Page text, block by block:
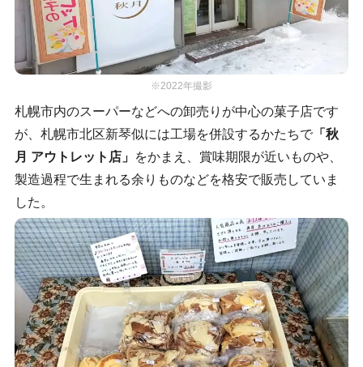
※2022年撮影
札幌市内のスーパーなどへの卸売りが中心の菓子店です
が、札幌市北区新琴似には工場を併設するかたちで「秋
月 アウトレット店」
をかまえ、賞味期限が近いものや、
製造過程で生まれる余りものなどを格安で販売していま
した。